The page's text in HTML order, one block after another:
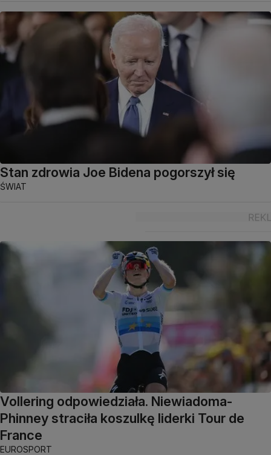
Stan zdrowia Joe Bidena pogorszył się
ŚWIAT
Vollering odpowiedziała. Niewiadoma-
Phinney straciła koszulkę liderki Tour de
France
EUROSPORT